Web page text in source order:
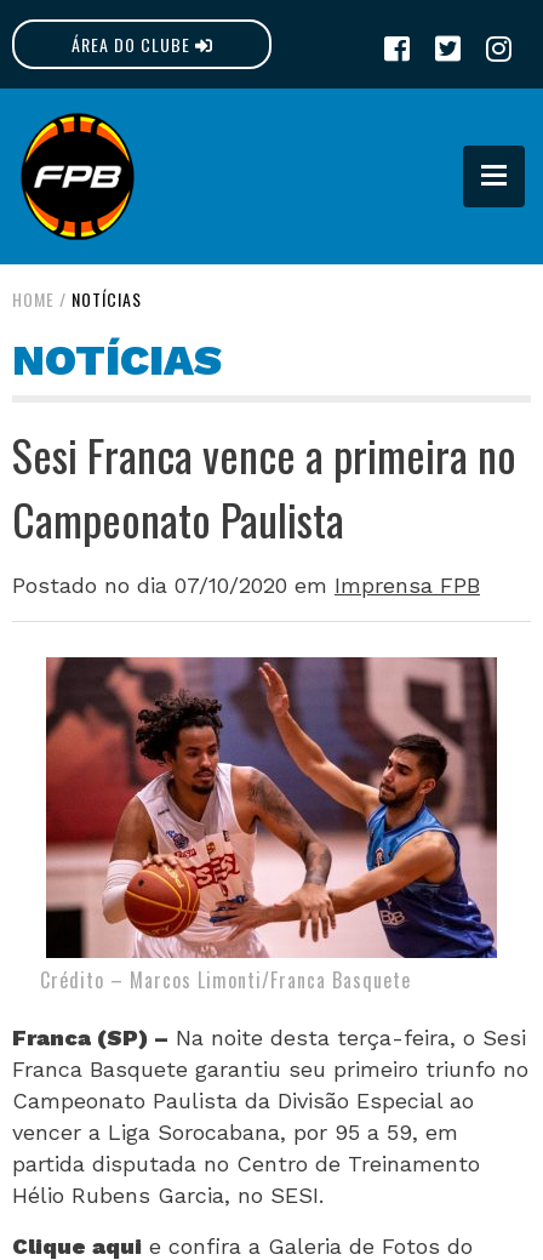
ÁREA DO CLUBE
FPB
HOME / NOTÍCIAS
NOTÍCIAS
Sesi Franca vence a primeira no
Campeonato Paulista
Postado no dia 07/10/2020 em Imprensa FPB
Crédito – Marcos Limonti/Franca Basquete
Franca (SP) – Na noite desta terça-feira, o Sesi
Franca Basquete garantiu seu primeiro triunfo no
Campeonato Paulista da Divisão Especial ao
vencer a Liga Sorocabana, por 95 a 59, em
partida disputada no Centro de Treinamento
Hélio Rubens Garcia, no SESI.
Clique aqui e confira a Galeria de Fotos do